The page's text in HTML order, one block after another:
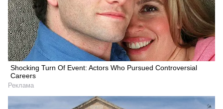
Shocking Turn Of Event: Actors Who Pursued Controversial
Careers
Реклама